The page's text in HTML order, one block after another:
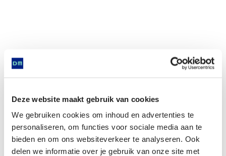
Deze website maakt gebruik van cookies
We gebruiken cookies om inhoud en advertenties te
personaliseren, om functies voor sociale media aan te
bieden en om ons websiteverkeer te analyseren. Ook
delen we informatie over je gebruik van onze site met